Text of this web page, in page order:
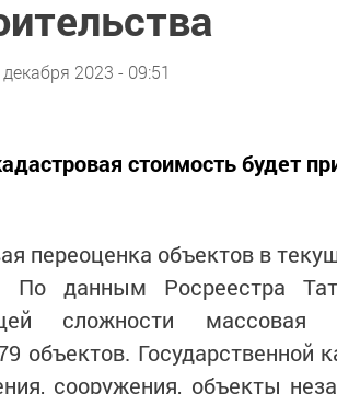
2023 - 09:51
стоимость будет
переоценка объектов в
По данным Росреестра
сложности массовая
объектов. Государственной
сооружения, объекты